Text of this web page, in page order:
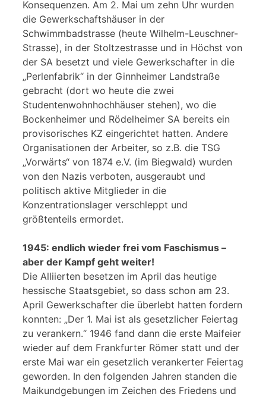
Konsequenzen. Am 2. Mai um zehn Uhr wurden
die Gewerkschaftshäuser in der
Schwimmbadstrasse (heute Wilhelm-Leuschner-
Strasse), in der Stoltzestrasse und in Höchst von
der SA besetzt und viele Gewerkschafter in die
„Perlenfabrik“ in der Ginnheimer Landstraße
gebracht (dort wo heute die zwei
Studentenwohnhochhäuser stehen), wo die
Bockenheimer und Rödelheimer SA bereits ein
provisorisches KZ eingerichtet hatten. Andere
Organisationen der Arbeiter, so z.B. die TSG
„Vorwärts“ von 1874 e.V. (im Biegwald) wurden
von den Nazis verboten, ausgeraubt und
politisch aktive Mitglieder in die
Konzentrationslager verschleppt und
größtenteils ermordet.
1945: endlich wieder frei vom Faschismus –
aber der Kampf geht weiter!
Die Alliierten besetzen im April das heutige
hessische Staatsgebiet, so dass schon am 23.
April Gewerkschafter die überlebt hatten fordern
konnten: „Der 1. Mai ist als gesetzlicher Feiertag
zu verankern.“ 1946 fand dann die erste Maifeier
wieder auf dem Frankfurter Römer statt und der
erste Mai war ein gesetzlich verankerter Feiertag
geworden. In den folgenden Jahren standen die
Maikundgebungen im Zeichen des Friedens und